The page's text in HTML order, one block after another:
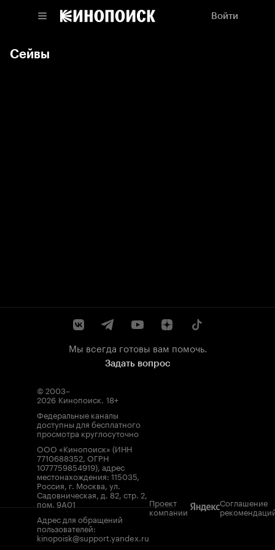
Войти
Сейвы
Мы всегда готовы вам помочь.
Задать вопрос
© 2003–
2026 Кинопоиск. 18+
Федеральные каналы
доступны для бесплатного
просмотра круглосуточно
ООО «Кинопоиск» (ИНН
7710688352, ОГРН
1077759854919), адрес
местонахождения: 115035,
Россия, г. Москва, ул.
Садовническая, д. 82, стр. 2,
пом. 9А01
Адрес для обращений
пользователей:
kinopoisk@support.yandex.ru
Проект
компании
Соглашение